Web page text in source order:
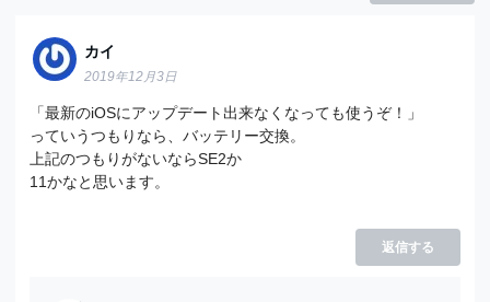
カイ
2019年12月3日
「最新のiOSにアップデート出来なくなっても使うぞ！」
っていうつもりなら、バッテリー交換。
上記のつもりがないならSE2か
11かなと思います。
返信する